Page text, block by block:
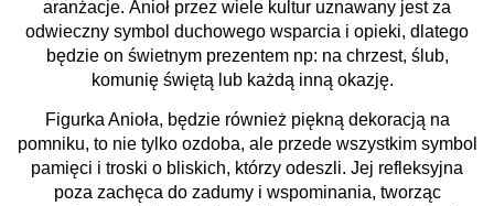
aranżacje. Anioł przez wiele kultur uznawany jest za
odwieczny symbol duchowego wsparcia i opieki, dlatego
będzie on świetnym prezentem np: na chrzest, ślub,
komunię świętą lub każdą inną okazję.
Figurka Anioła, będzie również piękną dekoracją na
pomniku, to nie tylko ozdoba, ale przede wszystkim symbol
pamięci i troski o bliskich, którzy odeszli. Jej refleksyjna
poza zachęca do zadumy i wspominania, tworząc